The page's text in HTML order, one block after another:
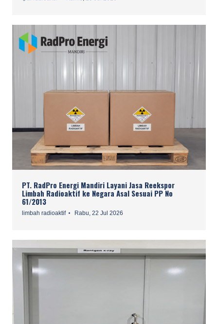
PT. RadPro Energi Mandiri Layani Jasa Reekspor
Limbah Radioaktif ke Negara Asal Sesuai PP No
61/2013
limbah radioaktif Rabu, 22 Jul 2026